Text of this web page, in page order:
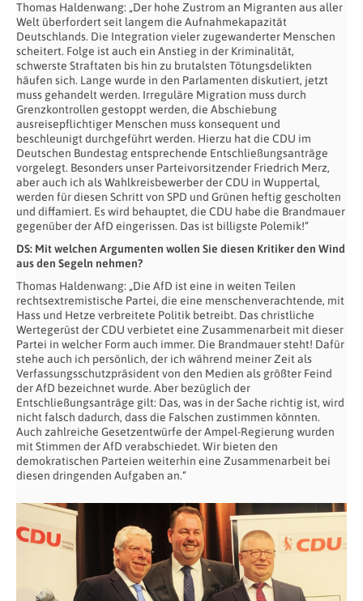
Thomas Haldenwang: „Der hohe Zustrom an Migranten aus aller
Welt überfordert seit langem die Aufnahmekapazität
Deutschlands. Die Integration vieler zugewanderter Menschen
scheitert. Folge ist auch ein Anstieg in der Kriminalität,
schwerste Straftaten bis hin zu brutalsten Tötungsdelikten
häufen sich. Lange wurde in den Parlamenten diskutiert, jetzt
muss gehandelt werden. Irreguläre Migration muss durch
Grenzkontrollen gestoppt werden, die Abschiebung
ausreisepflichtiger Menschen muss konsequent und
beschleunigt durchgeführt werden. Hierzu hat die CDU im
Deutschen Bundestag entsprechende Entschließungsanträge
vorgelegt. Besonders unser Parteivorsitzender Friedrich Merz,
aber auch ich als Wahlkreisbewerber der CDU in Wuppertal,
werden für diesen Schritt von SPD und Grünen heftig gescholten
und diffamiert. Es wird behauptet, die CDU habe die Brandmauer
gegenüber der AfD eingerissen. Das ist billigste Polemik!“
DS: Mit welchen Argumenten wollen Sie diesen Kritiker den Wind
aus den Segeln nehmen?
Thomas Haldenwang: „Die AfD ist eine in weiten Teilen
rechtsextremistische Partei, die eine menschenverachtende, mit
Hass und Hetze verbreitete Politik betreibt. Das christliche
Wertegerüst der CDU verbietet eine Zusammenarbeit mit dieser
Partei in welcher Form auch immer. Die Brandmauer steht! Dafür
stehe auch ich persönlich, der ich während meiner Zeit als
Verfassungsschutzpräsident von den Medien als größter Feind
der AfD bezeichnet wurde. Aber bezüglich der
Entschließungsanträge gilt: Das, was in der Sache richtig ist, wird
nicht falsch dadurch, dass die Falschen zustimmen könnten.
Auch zahlreiche Gesetzentwürfe der Ampel-Regierung wurden
mit Stimmen der AfD verabschiedet. Wir bieten den
demokratischen Parteien weiterhin eine Zusammenarbeit bei
diesen dringenden Aufgaben an.“